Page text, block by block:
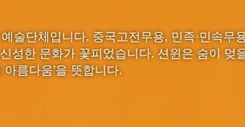
술단체입니다. 중국고전무용, 민족·민속무
성한 문화가 꽃피었습니다. 션윈은 숨이 멎
름다움’을 뜻합니다.